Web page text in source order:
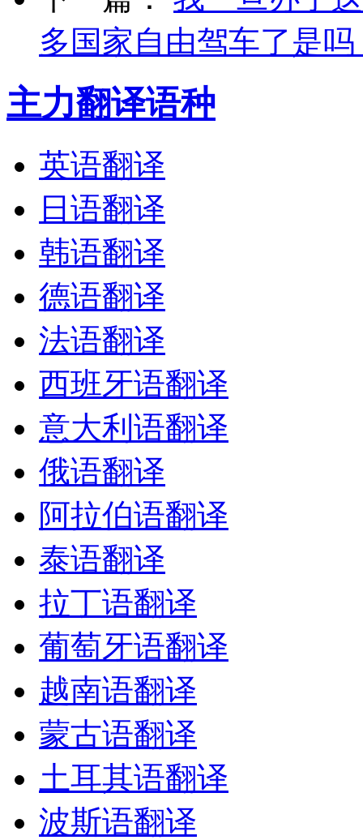
多国家自由驾车了是吗
主力翻译语种
英语翻译
日语翻译
韩语翻译
德语翻译
法语翻译
西班牙语翻译
意大利语翻译
俄语翻译
阿拉伯语翻译
泰语翻译
拉丁语翻译
葡萄牙语翻译
越南语翻译
蒙古语翻译
土耳其语翻译
波斯语翻译